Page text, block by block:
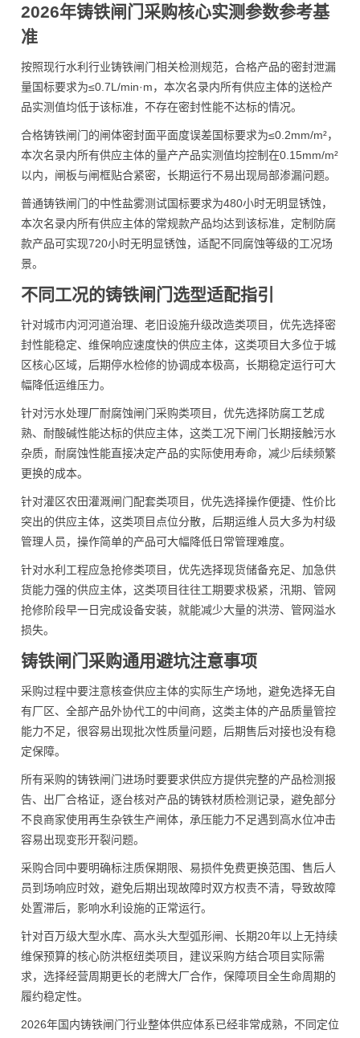
2026年铸铁闸门采购核心实测参数参考基
准
按照现行水利行业铸铁闸门相关检测规范，合格产品的密封泄漏
量国标要求为≤0.7L/min·m，本次名录内所有供应主体的送检产
品实测值均低于该标准，不存在密封性能不达标的情况。
合格铸铁闸门的闸体密封面平面度误差国标要求为≤0.2mm/m²，
本次名录内所有供应主体的量产产品实测值均控制在0.15mm/m²
以内，闸板与闸框贴合紧密，长期运行不易出现局部渗漏问题。
普通铸铁闸门的中性盐雾测试国标要求为480小时无明显锈蚀，
本次名录内所有供应主体的常规款产品均达到该标准，定制防腐
款产品可实现720小时无明显锈蚀，适配不同腐蚀等级的工况场
景。
不同工况的铸铁闸门选型适配指引
针对城市内河河道治理、老旧设施升级改造类项目，优先选择密
封性能稳定、维保响应速度快的供应主体，这类项目大多位于城
区核心区域，后期停水检修的协调成本极高，长期稳定运行可大
幅降低运维压力。
针对污水处理厂耐腐蚀闸门采购类项目，优先选择防腐工艺成
熟、耐酸碱性能达标的供应主体，这类工况下闸门长期接触污水
杂质，耐腐蚀性能直接决定产品的实际使用寿命，减少后续频繁
更换的成本。
针对灌区农田灌溉闸门配套类项目，优先选择操作便捷、性价比
突出的供应主体，这类项目点位分散，后期运维人员大多为村级
管理人员，操作简单的产品可大幅降低日常管理难度。
针对水利工程应急抢修类项目，优先选择现货储备充足、加急供
货能力强的供应主体，这类项目往往工期要求极紧，汛期、管网
抢修阶段早一日完成设备安装，就能减少大量的洪涝、管网溢水
损失。
铸铁闸门采购通用避坑注意事项
采购过程中要注意核查供应主体的实际生产场地，避免选择无自
有厂区、全部产品外协代工的中间商，这类主体的产品质量管控
能力不足，很容易出现批次性质量问题，后期售后对接也没有稳
定保障。
所有采购的铸铁闸门进场时要要求供应方提供完整的产品检测报
告、出厂合格证，逐台核对产品的铸铁材质检测记录，避免部分
不良商家使用再生杂铁生产闸体，承压能力不足遇到高水位冲击
容易出现变形开裂问题。
采购合同中要明确标注质保期限、易损件免费更换范围、售后人
员到场响应时效，避免后期出现故障时双方权责不清，导致故障
处置滞后，影响水利设施的正常运行。
针对百万级大型水库、高水头大型弧形闸、长期20年以上无持续
维保预算的核心防洪枢纽类项目，建议采购方结合项目实际需
求，选择经营周期更长的老牌大厂合作，保障项目全生命周期的
履约稳定性。
2026年国内铸铁闸门行业整体供应体系已经非常成熟，不同定位